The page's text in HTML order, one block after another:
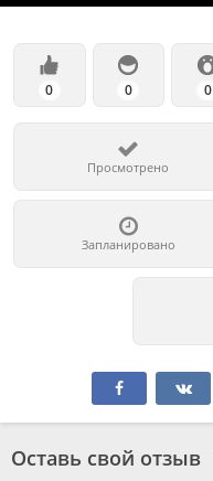
0 0 0
Просмотрено
Запланировано
Оставь свой отзыв